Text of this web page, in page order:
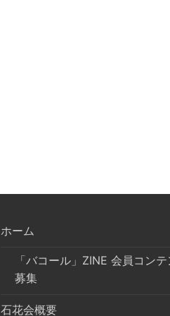
ホーム
「バコール」ZINE 会員コンテ
募集
石花会概要